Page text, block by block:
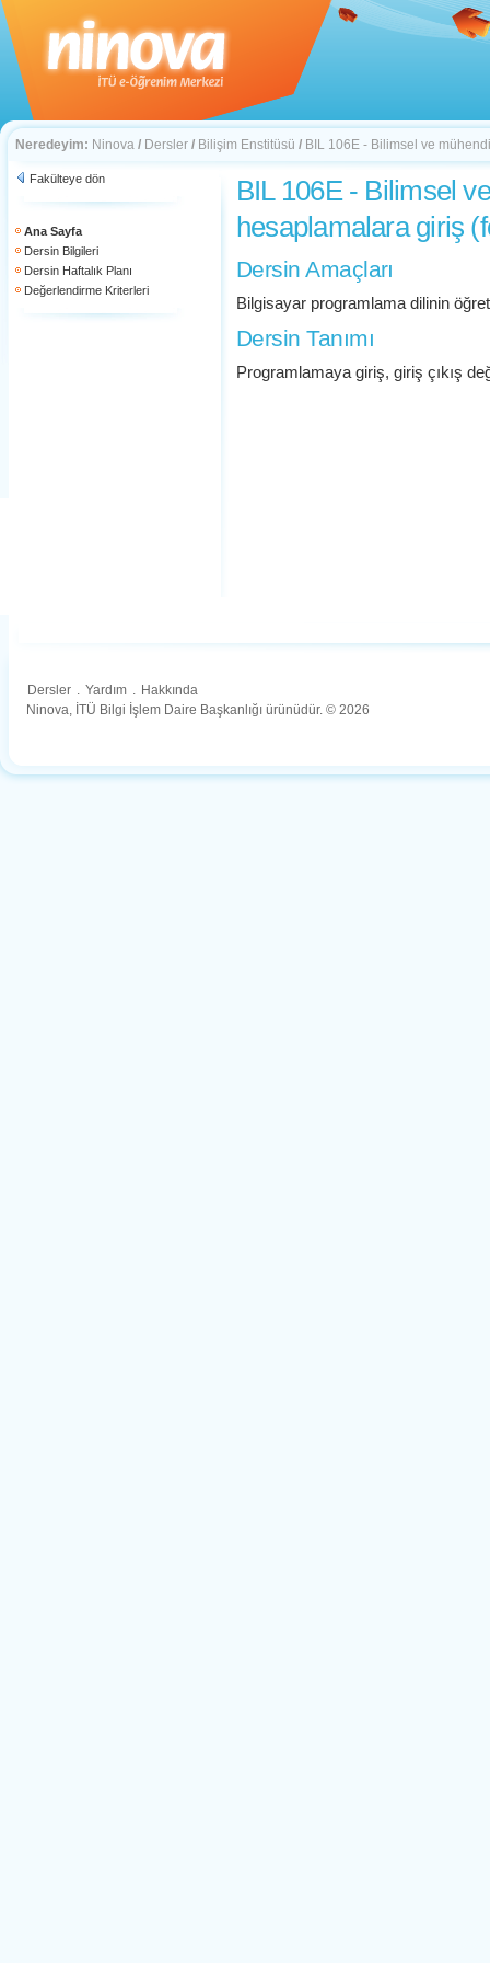
Neredeyim: Ninova / Dersler / Bilişim Enstitüsü / BIL 106E - Bilimsel ve
Fakülteye dön
Ana Sayfa
Dersin Bilgileri
Dersin Haftalık Planı
Değerlendirme Kriterleri
BIL 106E - Bilimsel
hesaplamalara giriş
Dersin Amaçları
Bilgisayar programlama dilinin
Dersin Tanımı
Programlamaya giriş, giriş çıkış
Dersler . Yardım . Hakkında
Ninova, İTÜ Bilgi İşlem Daire Başkanlığı ürünüdür. © 2026